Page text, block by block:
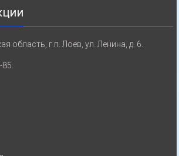
область, г.п. Лоев, ул. Ленина, д. 6.